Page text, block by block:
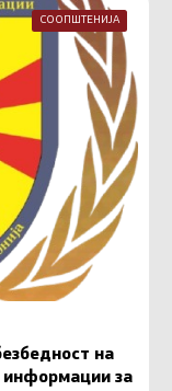
СООПШТЕНИЈА
на
за